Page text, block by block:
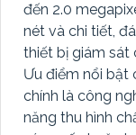
đến 2.0
nét và chi tiết,
thiết bị giám sát
Ưu điểm nổi bật
chính là công
năng thu hình